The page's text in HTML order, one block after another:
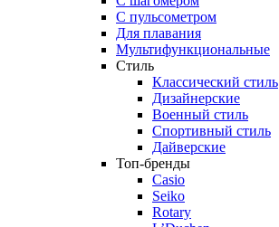
С пульсометром
Для плавания
Мультифункциональные
Стиль
Классический стиль
Дизайнерские
Военный стиль
Спортивный стиль
Дайверские
Топ-бренды
Casio
Seiko
Rotary